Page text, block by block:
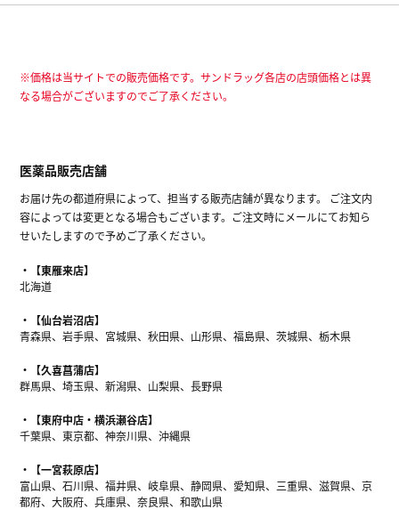
※価格は当サイトでの販売価格です。サンドラッグ各店の店頭価格とは異
なる場合がございますのでご了承ください。
医薬品販売店舗
お届け先の都道府県によって、担当する販売店舗が異なります。 ご注文内
容によっては変更となる場合もございます。ご注文時にメールにてお知ら
せいたしますので予めご了承ください。
【東雁来店】
北海道
【仙台岩沼店】
青森県、岩手県、宮城県、秋田県、山形県、福島県、茨城県、栃木県
【久喜菖蒲店】
群馬県、埼玉県、新潟県、山梨県、長野県
【東府中店・横浜瀬谷店】
千葉県、東京都、神奈川県、沖縄県
【一宮萩原店】
富山県、石川県、福井県、岐阜県、静岡県、愛知県、三重県、滋賀県、京
都府、大阪府、兵庫県、奈良県、和歌山県